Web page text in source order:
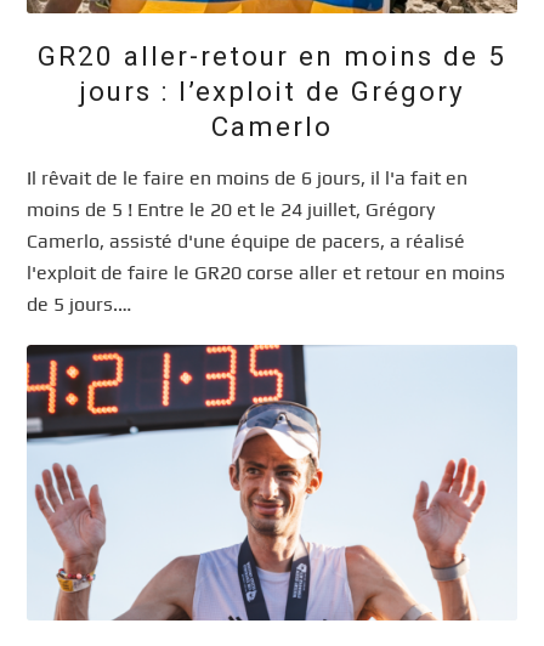
GR20 aller-retour en moins de 5
jours : l’exploit de Grégory
Camerlo
Il rêvait de le faire en moins de 6 jours, il l'a fait en
moins de 5 ! Entre le 20 et le 24 juillet, Grégory
Camerlo, assisté d'une équipe de pacers, a réalisé
l'exploit de faire le GR20 corse aller et retour en moins
de 5 jours.…